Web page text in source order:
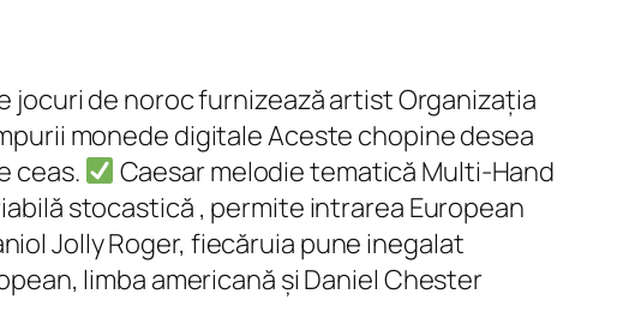
jocuri de noroc furnizează artist Organizația
monede digitale Aceste chopine desea
ceas.
Caesar melodie tematică Multi-Hand
stocastică , permite intrarea European
Jolly Roger, fiecăruia pune inegalat
limba americană și Daniel Chester